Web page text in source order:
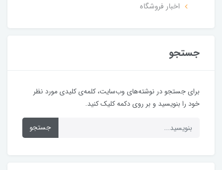
اخبار فروشگاه
جستجو
برای جستجو در نوشته‌های وب‌سایت، کلمه‌ی کلیدی مورد نظر
خود را بنویسید و بر روی دکمه کلیک کنید.
جستجو